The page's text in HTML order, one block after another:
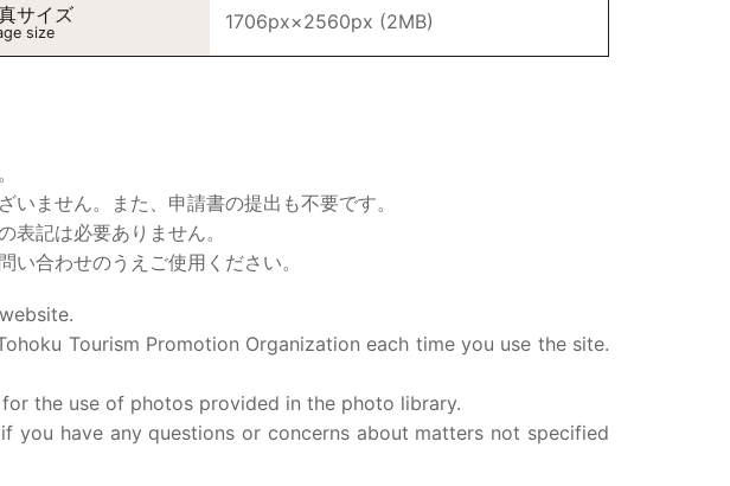
サイズ
size 1706px×2560px (2MB)
ません。また、申請書の提出も不要です。
記は必要ありません。
合わせのうえご使用ください。
Tourism Promotion Organization each time you use the site.
the use of photos provided in the photo library.
you have any questions or concerns about matters not specified